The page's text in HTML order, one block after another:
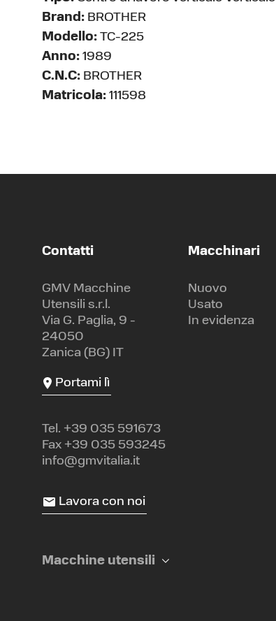
Brand: BROTHER
Modello: TC-225
Anno: 1989
C.N.C: BROTHER
Matricola: 111598
Contatti
GMV Macchine
Utensili s.r.l.
Via G. Paglia, 9 -
24050
Zanica (BG) IT
Portami lì
Tel. +39 035 591673
Fax +39 035 593245
info@gmvitalia.it
Lavora con noi
Macchinari
Nuovo
Usato
In evidenza
Macchine utensili